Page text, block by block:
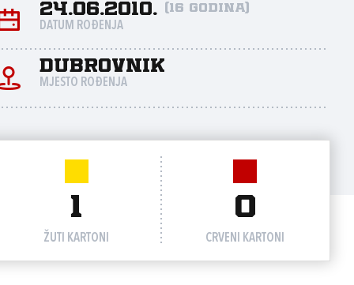
24.06.2010. (16 godina)
DATUM ROĐENJA
Dubrovnik
MJESTO ROĐENJA
1
ŽUTI KARTONI
0
CRVENI KARTONI